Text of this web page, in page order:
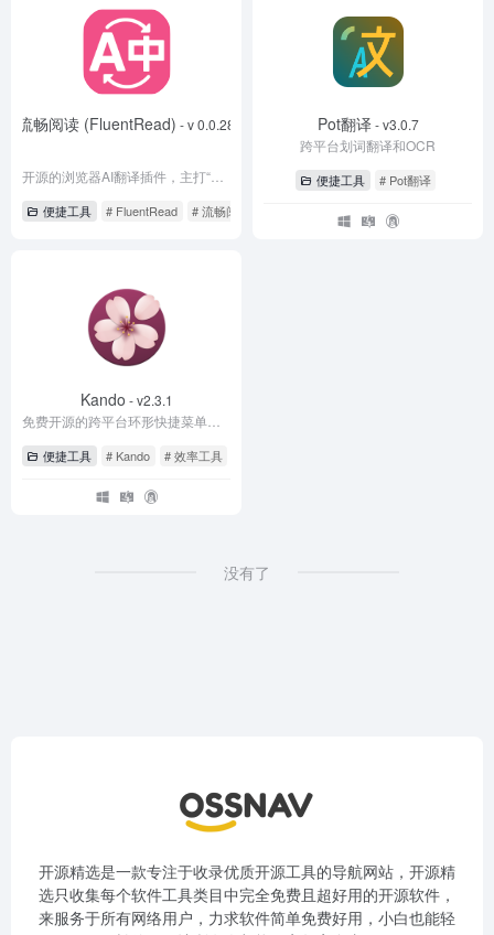
流畅阅读 (FluentRead) - v 0.0.28
便捷工具 # FluentRead # 流畅阅读
Pot翻译 - v3.0.7
跨平台划词翻译和OCR
便捷工具 # Pot翻译
Kando - v2.3.1
便捷工具 # Kando # 效率工具
没有了
开源精选是一款专注于收录优质开源工具的导航网站，开源精
选只收集每个软件工具类目中完全免费且超好用的开源软件，
来服务于所有网络用户，力求软件简单免费好用，小白也能轻